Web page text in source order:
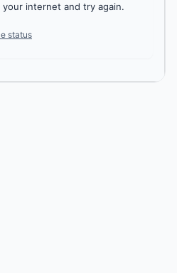
your internet and try again.
status